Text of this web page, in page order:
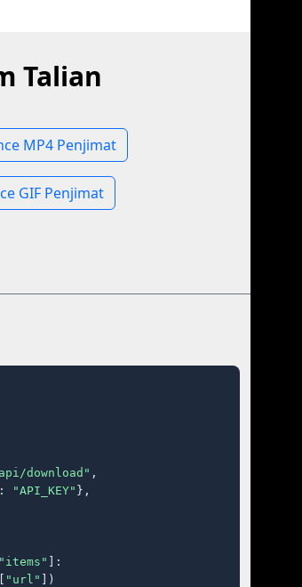
Talian
MP4 Penjimat
GIF Penjimat
download" ,
: "API_KEY" },
"items" ]:
"url" ])